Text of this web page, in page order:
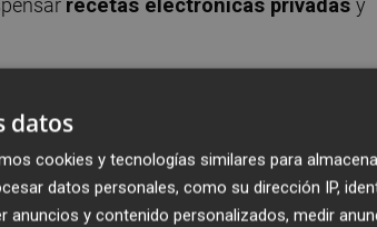
entre farmacéuticos y médicos,
Este servicio permite tener un mayor
de recetas. La e-receta es un
de los médicos que incluyen
datos
cookies y tecnologías similares para
datos personales, como su dirección IP,
anuncios y contenido personalizados, medir